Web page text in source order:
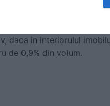
la vapori. Isi
daca in interiorulul
de 0,9% din volum.